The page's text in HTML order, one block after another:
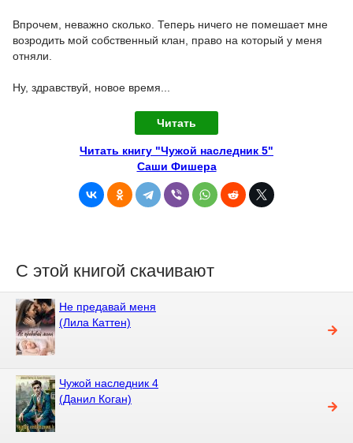
Впрочем, неважно сколько. Теперь ничего не помешает мне
возродить мой собственный клан, право на который у меня
отняли.
Ну, здравствуй, новое время...
Читать
Читать книгу "Чужой наследник 5"
Саши Фишера
С этой книгой скачивают
Не предавай меня
(Лила Каттен)
Чужой наследник 4
(Данил Коган)